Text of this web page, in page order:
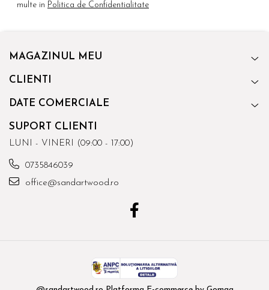
multe in Politica de Confidentialitate
MAGAZINUL MEU
CLIENTI
DATE COMERCIALE
SUPORT CLIENTI
LUNI - VINERI (09:00 - 17:00)
0735846039
office@sandartwood.ro